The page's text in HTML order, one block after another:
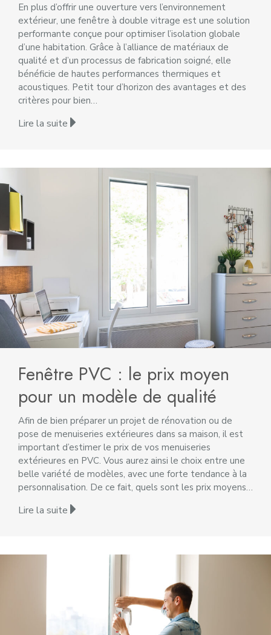
En plus d’offrir une ouverture vers l’environnement
extérieur, une fenêtre à double vitrage est une solution
performante conçue pour optimiser l’isolation globale
d’une habitation. Grâce à l’alliance de matériaux de
qualité et d’un processus de fabrication soigné, elle
bénéficie de hautes performances thermiques et
acoustiques. Petit tour d’horizon des avantages et des
critères pour bien…
Lire la suite
Fenêtre PVC : le prix moyen
pour un modèle de qualité
Afin de bien préparer un projet de rénovation ou de
pose de menuiseries extérieures dans sa maison, il est
important d’estimer le prix de vos menuiseries
extérieures en PVC. Vous aurez ainsi le choix entre une
belle variété de modèles, avec une forte tendance à la
personnalisation. De ce fait, quels sont les prix moyens…
Lire la suite